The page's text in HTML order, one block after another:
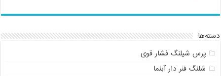
دسته‌ها
پرس شیلنگ فشار قوی
شلنگ فنر دار آبنما